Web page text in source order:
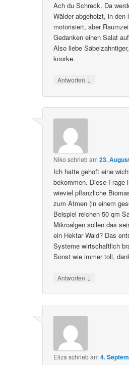
Ach du Schreck. Da
Wälder abgeholzt, in den
motorisiert, aber
Gedanken einen Salat
Also liebe
knorke.
Antworten ↓
Niko schriebam23.
Ich hatte gehoft eine
bekommen. Diese Frage
wieviel pflanzliche
zum Atmen (in einem
Beispiel reichen 50 qm
Mikroalgen sollen das
ein Hektar Wald? Das
Systeme wirtschaftlich
Sonst wie immer toll,
Antworten ↓
Eliza schriebam4.